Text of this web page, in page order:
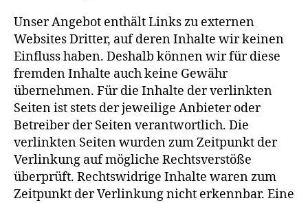
Unser Angebot enthält Links zu externen
Websites Dritter, auf deren Inhalte wir keinen
Einfluss haben. Deshalb können wir für diese
fremden Inhalte auch keine Gewähr
übernehmen. Für die Inhalte der verlinkten
Seiten ist stets der jeweilige Anbieter oder
Betreiber der Seiten verantwortlich. Die
verlinkten Seiten wurden zum Zeitpunkt der
Verlinkung auf mögliche Rechtsverstöße
überprüft. Rechtswidrige Inhalte waren zum
Zeitpunkt der Verlinkung nicht erkennbar. Eine